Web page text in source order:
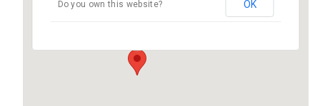
Gerätehaus Edingen
Gartenstraße 6 - Edingen-Neckarhausen
Do you own this website? OK